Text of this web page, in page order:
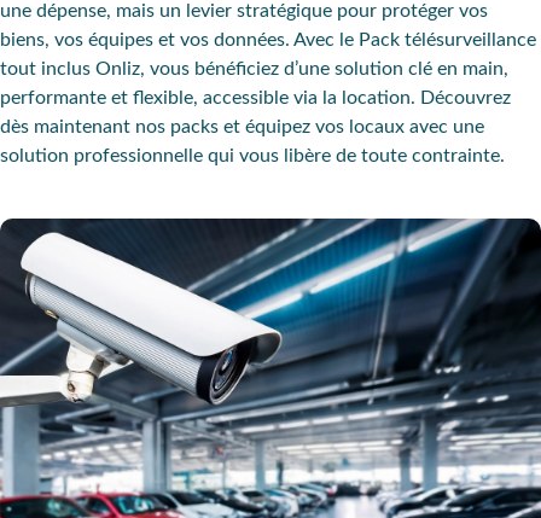
une dépense, mais un levier stratégique pour protéger vos
biens, vos équipes et vos données. Avec le Pack télésurveillance
tout inclus Onliz, vous bénéficiez d’une solution clé en main,
performante et flexible, accessible via la location. Découvrez
dès maintenant nos packs et équipez vos locaux avec une
solution professionnelle qui vous libère de toute contrainte.